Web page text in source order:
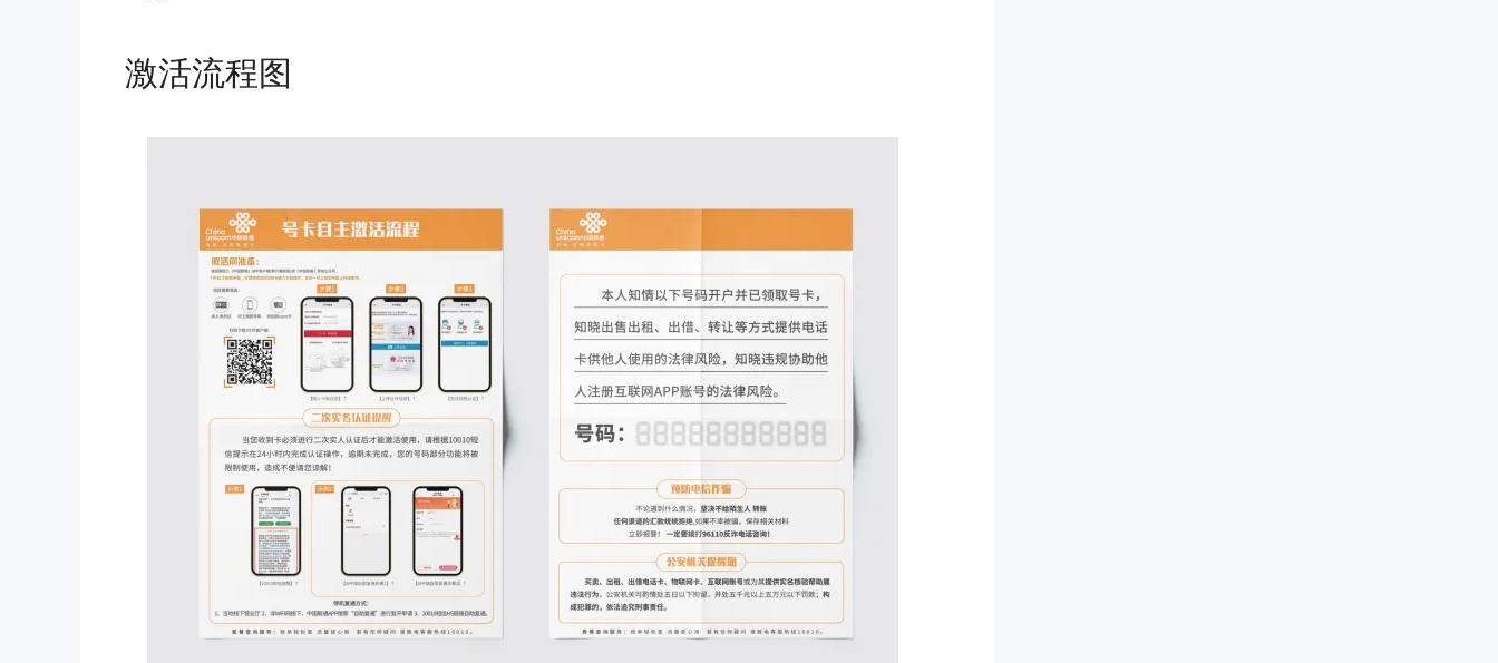
激活流程图